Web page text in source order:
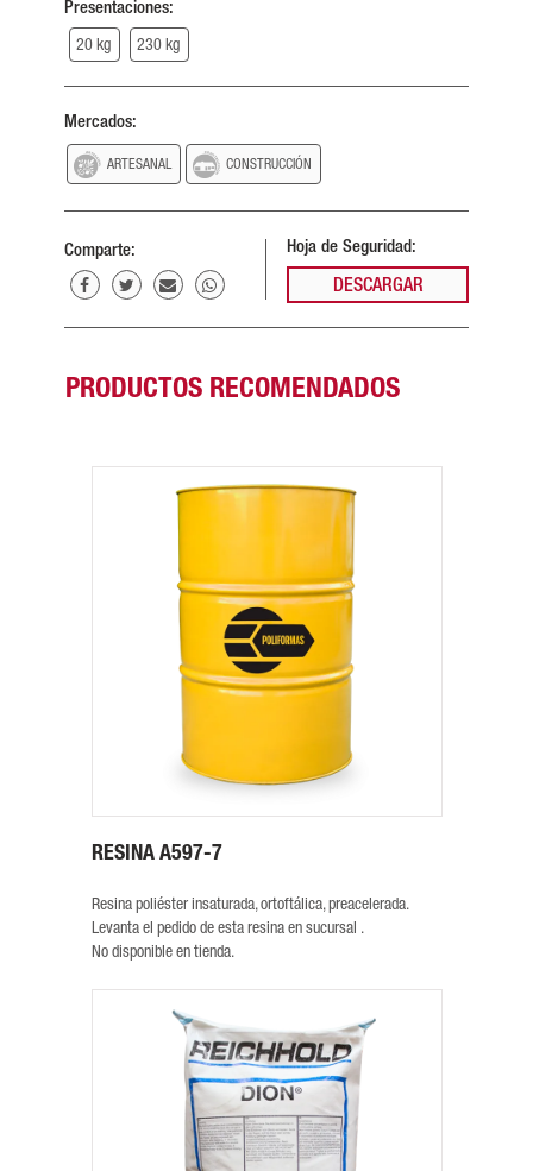
Presentaciones:
20 kg 230 kg
Mercados:
ARTESANAL CONSTRUCCIÓN
Comparte: Hoja de Seguridad:
DESCARGAR
PRODUCTOS RECOMENDADOS
RESINA A597-7
Resina poliéster insaturada, ortoftálica, preacelerada.
Levanta el pedido de esta resina en sucursal .
No disponible en tienda.